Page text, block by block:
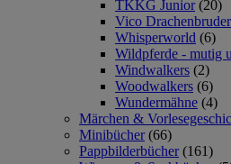
TKKG Junior (20)
Vico Drachenbruder
Whisperworld (6)
Wildpferde - mutig
Windwalkers (2)
Woodwalkers (6)
Wundermähne (4)
Märchen &
Minibücher (66)
Pappbilderbücher (161)